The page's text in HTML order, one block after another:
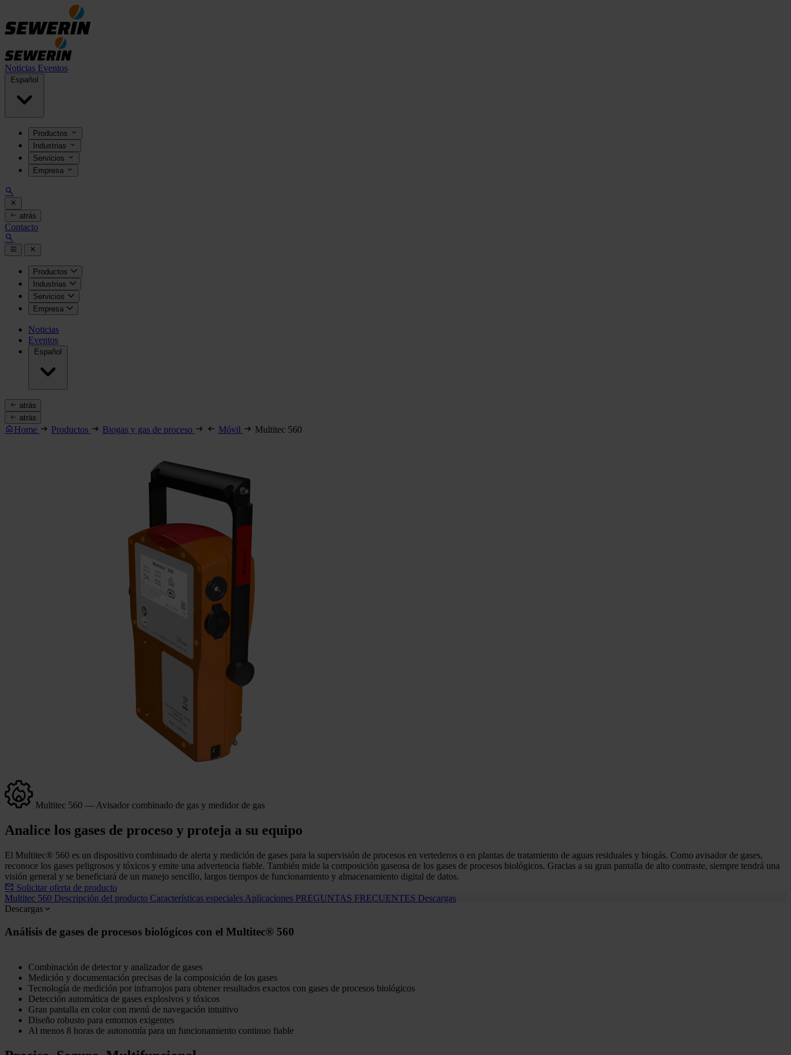
Noticias Eventos
Español
Productos
Industrias
Servicios
Empresa
atrás
Contacto
Productos
Industrias
Servicios
Empresa
Noticias
Eventos
Español
atrás
atrás
Home Productos Biogas y gas de proceso Móvil Multitec 560
Multitec 560 — Avisador combinado de gas y medidor de gas
Analice los gases de proceso y proteja a su equipo
El Multitec® 560 es un dispositivo combinado de alerta y medición de gases para la supervisión de procesos en vertederos o en plantas de tratamiento de aguas residuales y biogás. Como avisador de gases,
reconoce los gases peligrosos y tóxicos y emite una advertencia fiable. También mide la composición gaseosa de los gases de procesos biológicos. Gracias a su gran pantalla de alto contraste, siempre tendrá una
visión general y se beneficiará de un manejo sencillo, largos tiempos de funcionamiento y almacenamiento digital de datos.
Solicitar oferta de producto
Multitec 560 Descripción del producto Características especiales Aplicaciones PREGUNTAS FRECUENTES Descargas
Descargas
Análisis de gases de procesos biológicos con el Multitec® 560
Combinación de detector y analizador de gases
Medición y documentación precisas de la composición de los gases
Tecnología de medición por infrarrojos para obtener resultados exactos con gases de procesos biológicos
Detección automática de gases explosivos y tóxicos
Gran pantalla en color con menú de navegación intuitivo
Diseño robusto para entornos exigentes
Al menos 8 horas de autonomía para un funcionamiento continuo fiable